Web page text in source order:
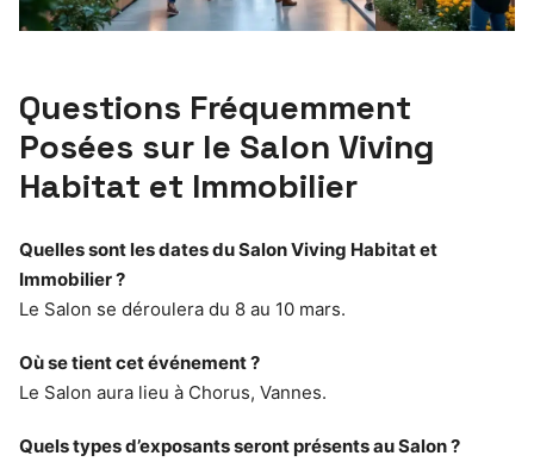
Questions Fréquemment
Posées sur le Salon Viving
Habitat et Immobilier
Quelles sont les dates du Salon Viving Habitat et
Immobilier ?
Le Salon se déroulera du 8 au 10 mars.
Où se tient cet événement ?
Le Salon aura lieu à Chorus, Vannes.
Quels types d’exposants seront présents au Salon ?